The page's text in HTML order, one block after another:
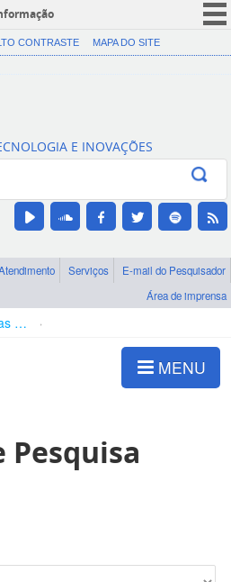
CORONAVÍRUS (COVID-19)
Canais
CONTRASTE MAPA DO SITE
E INOVAÇÕES
Serviços
E-mail do Pesquisador
Área de imprensa
Bolsas e Auxílios Vigentes
MENU
Pesquisa